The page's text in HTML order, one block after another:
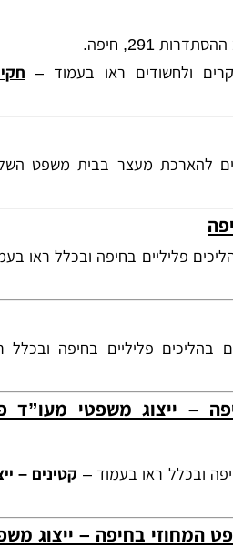
291, חיפה.
ולחשודים ראו בעמוד –
להארכת מעצר בבית משפט
פליליים בחיפה ובכלל ראו
בהליכים פליליים בחיפה ובכלל
– ייצוג משפטי מעו”ד
ובכלל ראו בעמוד – קטינים –
המחוזי בחיפה – ייצוג